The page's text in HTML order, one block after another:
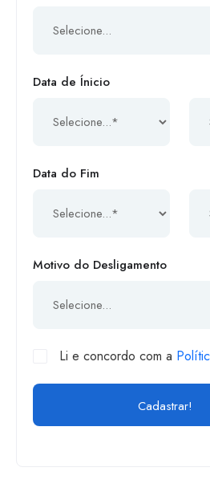
Data de Ínicio
Data do Fim
Motivo do Desligamento
Li e concordo com a
Cadastrar!